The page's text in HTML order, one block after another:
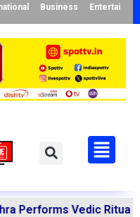
Business
Vedic Rituals